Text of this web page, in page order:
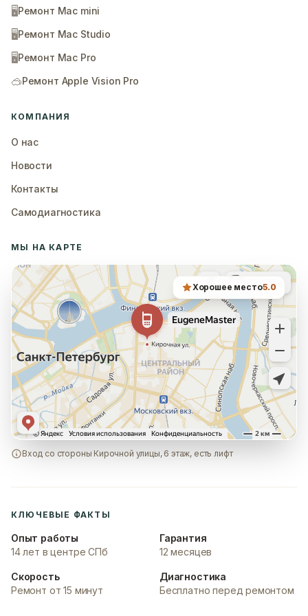
🖥️Ремонт Mac mini
🖥️Ремонт Mac Studio
🖥️Ремонт Mac Pro
🥽Ремонт Apple Vision Pro
КОМПАНИЯ
О нас
Новости
Контакты
Самодиагностика
МЫ НА КАРТЕ
Хорошее место5.0
Вход со стороны Кирочной улицы, 6 этаж, есть лифт
КЛЮЧЕВЫЕ ФАКТЫ
Опыт работы
14 лет в центре СПб
Гарантия
12 месяцев
Скорость
Ремонт от 15 минут
Диагностика
Бесплатно перед ремонтом